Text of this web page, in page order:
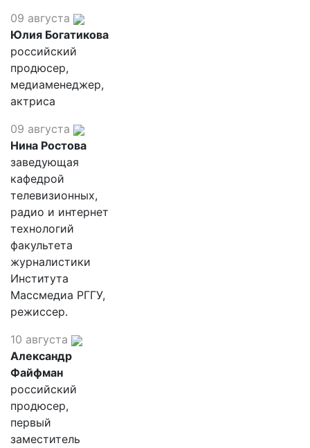
09 августа
Юлия Богатикова
российский
продюсер,
медиаменеджер,
актриса
09 августа
Нина Ростова
заведующая
кафедрой
телевизионных,
радио и интернет
технологий
факультета
журналистики
Института
Массмедиа РГГУ,
режиссер.
10 августа
Александр
Файфман
российский
продюсер,
первый
заместитель